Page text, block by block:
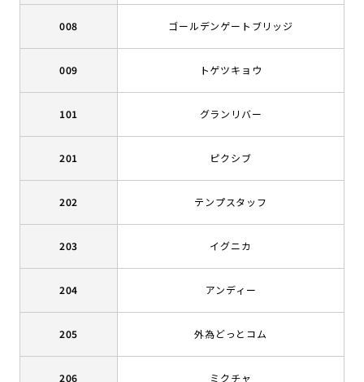
008 ゴールデンゲートブリッジ
009 トゲツキョウ
101 グランリバー
201 ピクシブ
202 テンプスタッフ
203 イグニカ
204 アンディー
205 外為どっとコム
206 ミクチャ